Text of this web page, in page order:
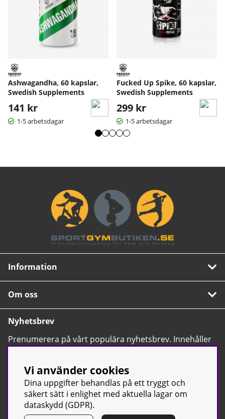
Ashwagandha, 60 kapslar,
Swedish Supplements
141 kr
1-5 arbetsdagar
Fucked Up Spike, 60 kapslar,
Swedish Supplements
299 kr
1-5 arbetsdagar
Information
Om oss
Nyhetsbrev
Prenumerera på vårt populära nyhetsbrev. Innehåller
tips, nyheter och våra allra bästa erbjudanden.
Vi använder cookies
Dina uppgifter behandlas på ett tryggt och
säkert sätt i enlighet med aktuella lagar om
dataskydd (GDPR).